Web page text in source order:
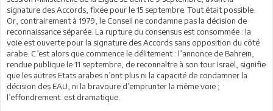
signature des Accords, fixée pour le 15 septembre. Tout était possible.
Or, contrairement à 1979, le Conseil ne condamne pas la décision de
reconnaissance séparée. La rupture du consensus est consommée : la
voie est ouverte pour la signature des Accords sans opposition du côté
arabe. C’est alors que commence le délitement : l’annonce de Bahreïn,
rendue publique le 11 septembre, de reconnaître à son tour Israël, signifie
que les autres Etats arabes n’ont plus ni la capacité de condamner la
décision des EAU, ni la bravoure d’emprunter la même voie ;
l’effondrement est dramatique.